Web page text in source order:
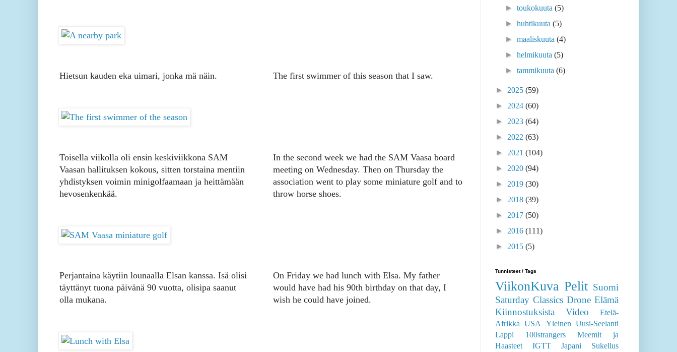
Hietsun kauden eka uimari, jonka mä näin. The first swimmer of this season that I saw.
Toisella viikolla oli ensin keskiviikkona SAM
Vaasan hallituksen kokous, sitten torstaina mentiin
yhdistyksen voimin minigolfaamaan ja heittämään
hevosenkenkää.
In the second week we had the SAM Vaasa board
meeting on Wednesday. Then on Thursday the
association went to play some miniature golf and to
throw horse shoes.
Perjantaina käytiin lounaalla Elsan kanssa. Isä olisi
täyttänyt tuona päivänä 90 vuotta, olisipa saanut
olla mukana.
On Friday we had lunch with Elsa. My father
would have had his 90th birthday on that day, I
wish he could have joined.
►toukokuuta(5)
►huhtikuuta(5)
►maaliskuuta(4)
►helmikuuta(5)
►tammikuuta(6)
► 2025 (59)
► 2024 (60)
► 2023 (64)
► 2022 (63)
► 2021 (104)
► 2020 (94)
► 2019 (30)
► 2018 (39)
► 2017 (50)
► 2016 (111)
► 2015 (5)
Tunnisteet / Tags
ViikonKuva Pelit Suomi
Saturday Classics Drone Elämä
Kiinnostuksista
Video
Etelä-
Afrikka
USA Yleinen Uusi-Seelanti
Lappi
100strangers
Meemit ja
Haasteet
IGTT Japani
Sukellus